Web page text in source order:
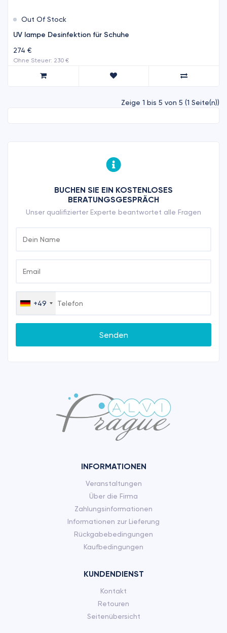
Out Of Stock
UV lampe Desinfektion für Schuhe
274 €
Ohne Steuer: 230 €
Zeige 1 bis 5 von 5 (1 Seite(n))
BUCHEN SIE EIN KOSTENLOSES
BERATUNGSGESPRÄCH
Unser qualifizierter Experte beantwortet alle Fragen
Germany
+49
+49
Senden
INFORMATIONEN
Veranstaltungen
Über die Firma
Zahlungsinformationen
Informationen zur Lieferung
Rückgabebedingungen
Kaufbedingungen
KUNDENDIENST
Kontakt
Retouren
Seitenübersicht